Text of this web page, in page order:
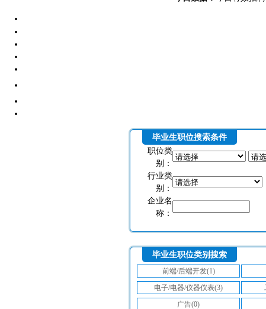
毕业生职位搜索条件
职位类
别：
行业类
别：
企业名
称：
毕业生职位类别搜索
前端/后端开发(1)
电子/电器/仪器仪表(3)
广告(0)